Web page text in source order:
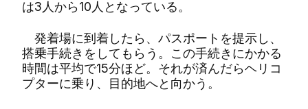
は3人から10人となっている。
発着場に到着したら、パスポートを提示し、
搭乗手続きをしてもらう。この手続きにかかる
時間は平均で15分ほど。それが済んだらヘリコ
プターに乗り、目的地へと向かう。